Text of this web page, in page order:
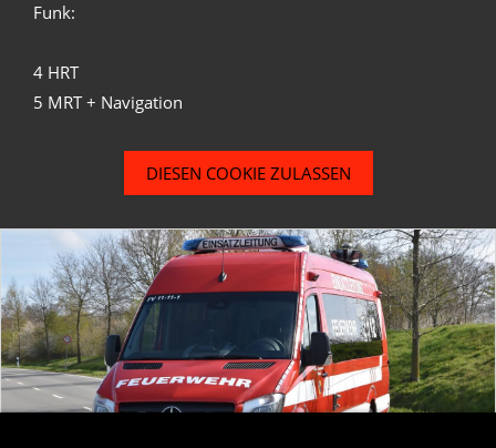
Funk:
4 HRT
5 MRT + Navigation
DIESEN COOKIE ZULASSEN